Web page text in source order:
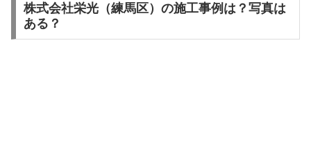
株式会社栄光（練馬区）の施工事例は？写真は
ある？